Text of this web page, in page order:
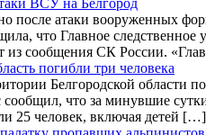
после атаки вооруженных
что Главное
из сообщения СК России.
погибли три человека
Белгородской области
что за минувшие
25 человек, включая детей […]